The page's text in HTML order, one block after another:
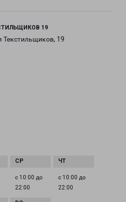
19
Текстильщиков, 19
с 10:00 до
22:00
с 10:00 до
22:00